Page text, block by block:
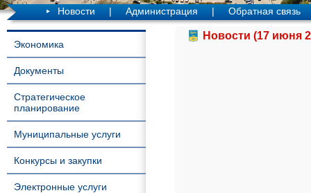
Новости | Администрация | Обратная связь
Экономика
Документы
Стратегическое
планирование
Муниципальные услуги
Конкурсы и закупки
Электронные услуги
Новости (17 июня